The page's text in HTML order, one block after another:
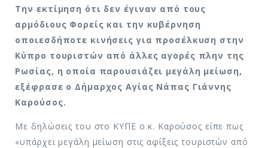
Την εκτίμηση ότι δεν έγιναν από τους
αρμόδιους Φορείς και την κυβέρνηση
οποιεσδήποτε κινήσεις για προσέλκυση στην
Κύπρο τουριστών από άλλες αγορές πλην της
Ρωσίας, η οποία παρουσιάζει μεγάλη μείωση,
εξέφρασε ο Δήμαρχος Αγίας Νάπας Γιάννης
Καρούσος.
Με δηλώσεις του στο ΚΥΠΕ ο κ. Καρούσος είπε πως
«υπάρχει μεγάλη μείωση στις αφίξεις τουριστών από